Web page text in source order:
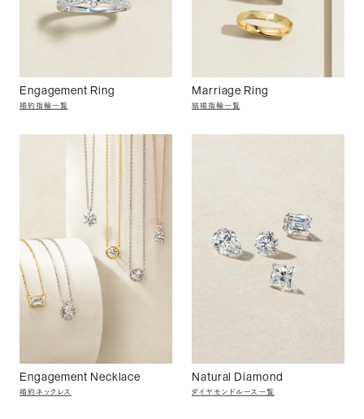
Engagement Ring
婚約指輪一覧
Marriage Ring
結婚指輪一覧
Engagement Necklace
婚約ネックレス
Natural Diamond
ダイヤモンドルース一覧